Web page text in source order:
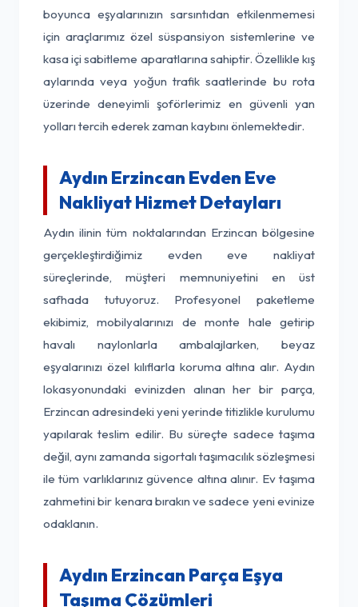
boyunca eşyalarınızın sarsıntıdan etkilenmemesi
için araçlarımız özel süspansiyon sistemlerine ve
kasa içi sabitleme aparatlarına sahiptir. Özellikle kış
aylarında veya yoğun trafik saatlerinde bu rota
üzerinde deneyimli şoförlerimiz en güvenli yan
yolları tercih ederek zaman kaybını önlemektedir.
Aydın Erzincan Evden Eve
Nakliyat Hizmet Detayları
Aydın ilinin tüm noktalarından Erzincan bölgesine
gerçekleştirdiğimiz evden eve nakliyat
süreçlerinde, müşteri memnuniyetini en üst
safhada tutuyoruz. Profesyonel paketleme
ekibimiz, mobilyalarınızı de monte hale getirip
havalı naylonlarla ambalajlarken, beyaz
eşyalarınızı özel kılıflarla koruma altına alır. Aydın
lokasyonundaki evinizden alınan her bir parça,
Erzincan adresindeki yeni yerinde titizlikle kurulumu
yapılarak teslim edilir. Bu süreçte sadece taşıma
değil, aynı zamanda sigortalı taşımacılık sözleşmesi
ile tüm varlıklarınız güvence altına alınır. Ev taşıma
zahmetini bir kenara bırakın ve sadece yeni evinize
odaklanın.
Aydın Erzincan Parça Eşya
Taşıma Çözümleri